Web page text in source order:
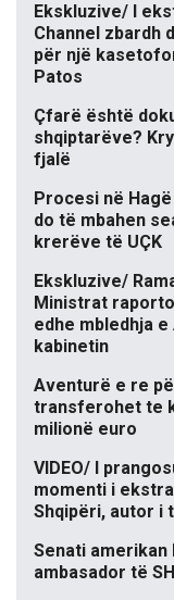
Ekskluzive/ I
Channel zbardh
për një
Patos
Çfarë është
shqiptarëve?
fjalë
Procesi në
do të mbahen
krerëve të UÇK
Ekskluzive/
Ministrat
edhe mbledhja
kabinetin
Aventurë e re
transferohet te
milionë euro
VIDEO/ I
momenti i
Shqipëri, autor i
Senati amerikan
ambasador të